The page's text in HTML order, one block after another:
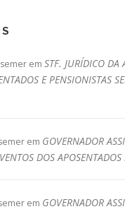
em STF. JURÍDICO DA
E PENSIONISTAS
em GOVERNADOR
DOS
em GOVERNADOR